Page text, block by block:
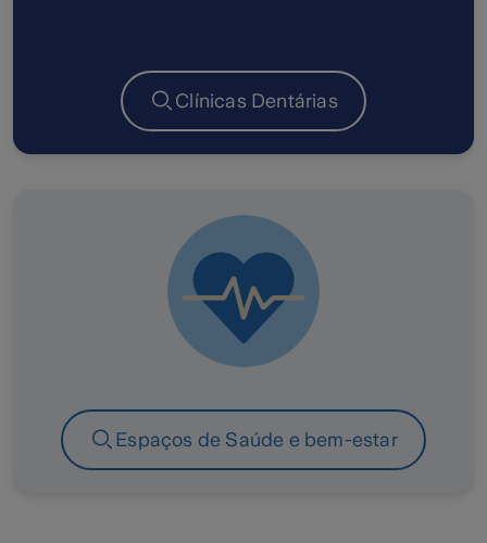
Clínicas Dentárias
Espaços de Saúde e bem-estar